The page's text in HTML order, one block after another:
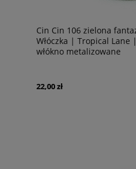
Cin Cin 106 zielona
Włóczka | Tropical Lane
włókno metalizowane
22,00 zł